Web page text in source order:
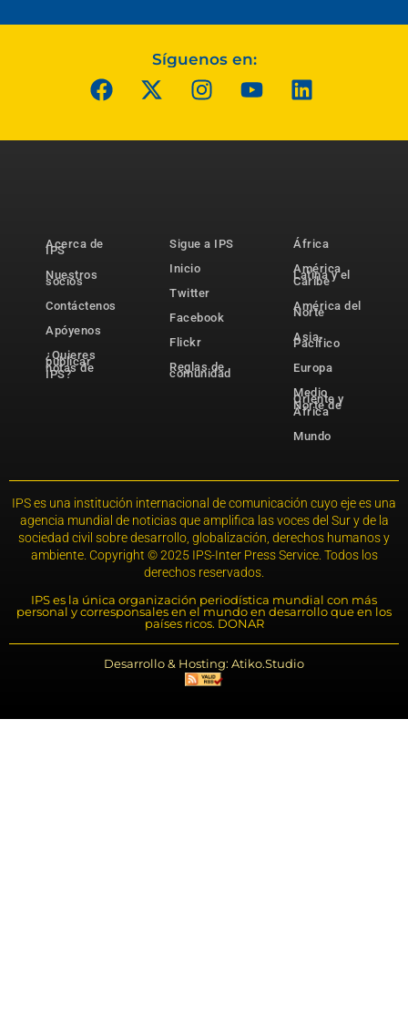
Síguenos en:
Acerca de
IPS
Nuestros
socios
Contáctenos
Apóyenos
¿Quieres
publicar
notas de
IPS?
Sigue a IPS
Inicio
Twitter
Facebook
Flickr
Reglas de
comunidad
África
América
Latina y el
Caribe
América del
Norte
Asia-
Pacífico
Europa
Medio
Oriente y
Norte de
África
Mundo
IPS es una institución internacional de comunicación cuyo eje es una
agencia mundial de noticias que amplifica las voces del Sur y de la
sociedad civil sobre desarrollo, globalización, derechos humanos y
ambiente. Copyright © 2025 IPS-Inter Press Service. Todos los
derechos reservados.
IPS es la única organización periodística mundial con más
personal y corresponsales en el mundo en desarrollo que en los
países ricos. DONAR
Desarrollo & Hosting: Atiko.Studio